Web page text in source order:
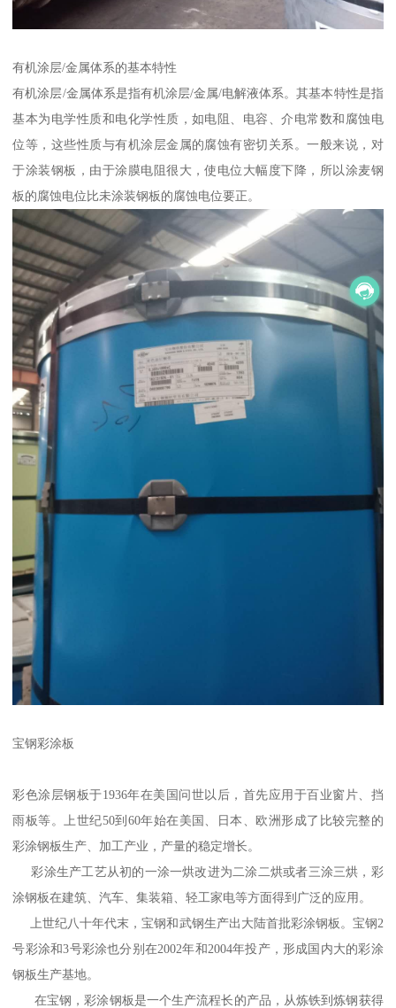
有机涂层/金属体系的基本特性
有机涂层/金属体系是指有机涂层/金属/电解液体系。其基本特性是指
基本为电学性质和电化学性质，如电阻、电容、介电常数和腐蚀电
位等，这些性质与有机涂层金属的腐蚀有密切关系。一般来说，对
于涂装钢板，由于涂膜电阻很大，使电位大幅度下降，所以涂麦钢
板的腐蚀电位比未涂装钢板的腐蚀电位要正。
宝钢彩涂板
彩色涂层钢板于1936年在美国问世以后，首先应用于百业窗片、挡
雨板等。上世纪50到60年始在美国、日本、欧洲形成了比较完整的
彩涂钢板生产、加工产业，产量的稳定增长。
彩涂生产工艺从初的一涂一烘改进为二涂二烘或者三涂三烘，彩
涂钢板在建筑、汽车、集装箱、轻工家电等方面得到广泛的应用。
上世纪八十年代末，宝钢和武钢生产出大陆首批彩涂钢板。宝钢2
号彩涂和3号彩涂也分别在2002年和2004年投产，形成国内大的彩涂
钢板生产基地。
在宝钢，彩涂钢板是一个生产流程长的产品，从炼铁到炼钢获得